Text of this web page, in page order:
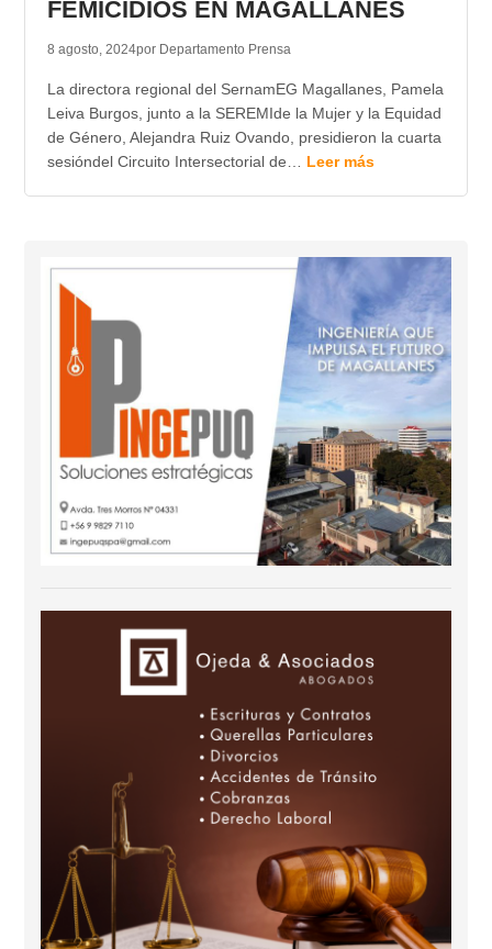
FEMICIDIOS EN MAGALLANES
8 agosto, 2024por Departamento Prensa
La directora regional del SernamEG Magallanes, Pamela
Leiva Burgos, junto a la SEREMIde la Mujer y la Equidad
de Género, Alejandra Ruiz Ovando, presidieron la cuarta
sesióndel Circuito Intersectorial de… Leer más